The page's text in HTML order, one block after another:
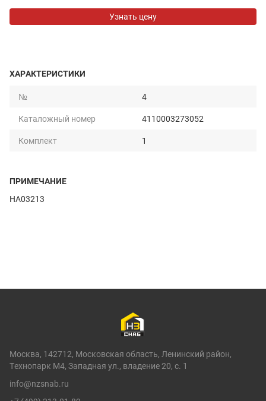
Узнать цену
ХАРАКТЕРИСТИКИ
№
4
Каталожный номер
4110003273052
Комплект
1
ПРИМЕЧАНИЕ
HA03213
Москва, 142712, Московская область, Ленинский район,
Технопарк М4, Западная ул., владение 20, с. 1
info@nzsnab.ru